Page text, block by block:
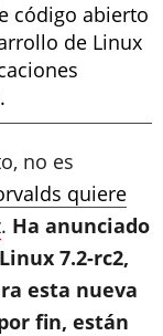
código abierto
de Linux
no es
quiere
. Ha anunciado
7.2-rc2,
esta nueva
fin, están